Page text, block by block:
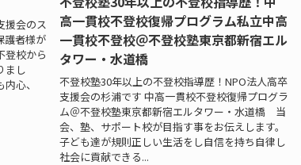
援会のス
護者様が
登校から
まし
心、
高一貫校不登校復帰プログラム私立中高
一貫校不登校＠不登校塾東京都新宿エル
タワー・水道橋
不登校塾30年以上の不登校指導歴！NPO法人高卒
支援会の杉浦です 中高一貫校不登校復帰プログラ
ム＠不登校塾東京都新宿エルタワー・水道橋 当
会、塾、サポート校が目指す事をお伝えします。
子ども達が規則正しい生活をし自信を持ち自律し
社会に貢献できる...